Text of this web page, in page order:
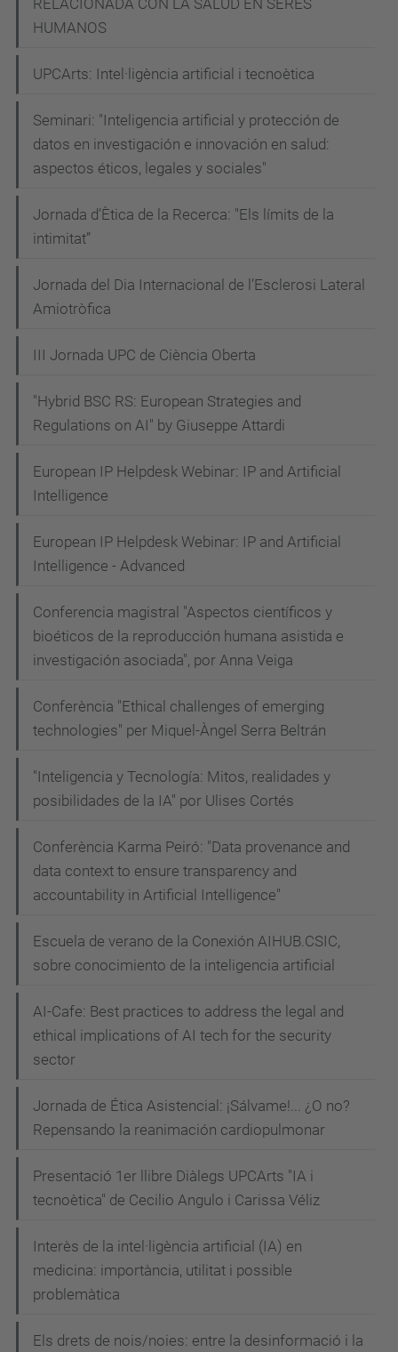
present
en
dia
Servei
públic.
2023-
03-
30T09:30:00+02:00
2023-
03-
30T10:30:00+02:00
HUMANOS
UPCArts: Intel·ligència artificial i tecnoètica
Seminari: "Inteligencia artificial y protección de
datos en investigación e innovación en salud:
aspectos éticos, legales y sociales"
Jornada d’Ètica de la Recerca: "Els límits de la
intimitat”
Jornada del Dia Internacional de l’Esclerosi Lateral
Amiotròfica
III Jornada UPC de Ciència Oberta
"Hybrid BSC RS: European Strategies and
Regulations on AI" by Giuseppe Attardi
European IP Helpdesk Webinar: IP and Artificial
Intelligence
European IP Helpdesk Webinar: IP and Artificial
Intelligence - Advanced
Conferencia magistral "Aspectos científicos y
bioéticos de la reproducción humana asistida e
investigación asociada", por Anna Veiga
Conferència "Ethical challenges of emerging
technologies" per Miquel-Àngel Serra Beltrán
"Inteligencia y Tecnología: Mitos, realidades y
posibilidades de la IA" por Ulises Cortés
Conferència Karma Peiró: "Data provenance and
data context to ensure transparency and
accountability in Artificial Intelligence"
Escuela de verano de la Conexión AIHUB.CSIC,
sobre conocimiento de la inteligencia artificial
AI-Cafe: Best practices to address the legal and
ethical implications of AI tech for the security
sector
Jornada de Ética Asistencial: ¡Sálvame!... ¿O no?
Repensando la reanimación cardiopulmonar
Presentació 1er llibre Diàlegs UPCArts "IA i
tecnoètica" de Cecilio Angulo i Carissa Véliz
Interès de la intel·ligència artificial (IA) en
medicina: importància, utilitat i possible
problemàtica
Els drets de nois/noies: entre la desinformació i la